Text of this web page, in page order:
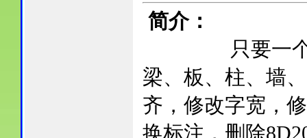
简介：
只要一个命令
梁、板、柱、墙
齐，修改字宽，
换标注，删除